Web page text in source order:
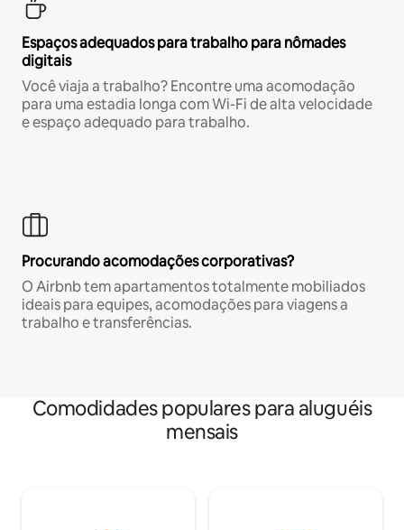
Espaços adequados para trabalho para nômades
digitais
Você viaja a trabalho? Encontre uma acomodação
para uma estadia longa com Wi-Fi de alta velocidade
e espaço adequado para trabalho.
Procurando acomodações corporativas?
O Airbnb tem apartamentos totalmente mobiliados
ideais para equipes, acomodações para viagens a
trabalho e transferências.
Comodidades populares para aluguéis
mensais